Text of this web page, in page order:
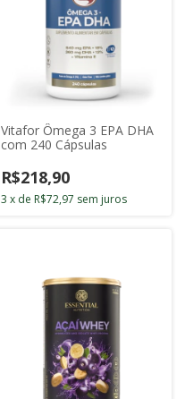
Vitafor Ômega 3 EPA DHA
com 240 Cápsulas
R$218,90
3 x de R$72,97 sem juros